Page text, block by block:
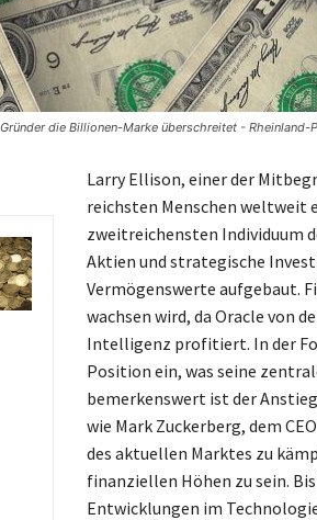
die Billionen-Marke überschreitet - Rheinland-
Larry Ellison, einer der
reichsten Menschen weltweit
zweitreichensten Individuum
Aktien und strategische
Vermögenswerte aufgebaut.
wachsen wird, da Oracle von
Intelligenz profitiert. In der
Position ein, was seine
bemerkenswert ist der
wie Mark Zuckerberg, dem
des aktuellen Marktes zu
finanziellen Höhen zu sein.
Entwicklungen im